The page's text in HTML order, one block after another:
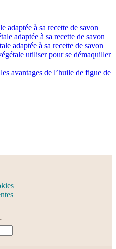
adaptée à sa recette de savon
adaptée à sa recette de savon
adaptée à sa recette de savon
utiliser pour se démaquiller
avantages de l’huile de figue de